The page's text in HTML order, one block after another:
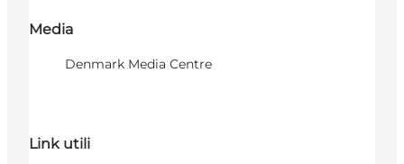
Media
Denmark Media Centre
Link utili